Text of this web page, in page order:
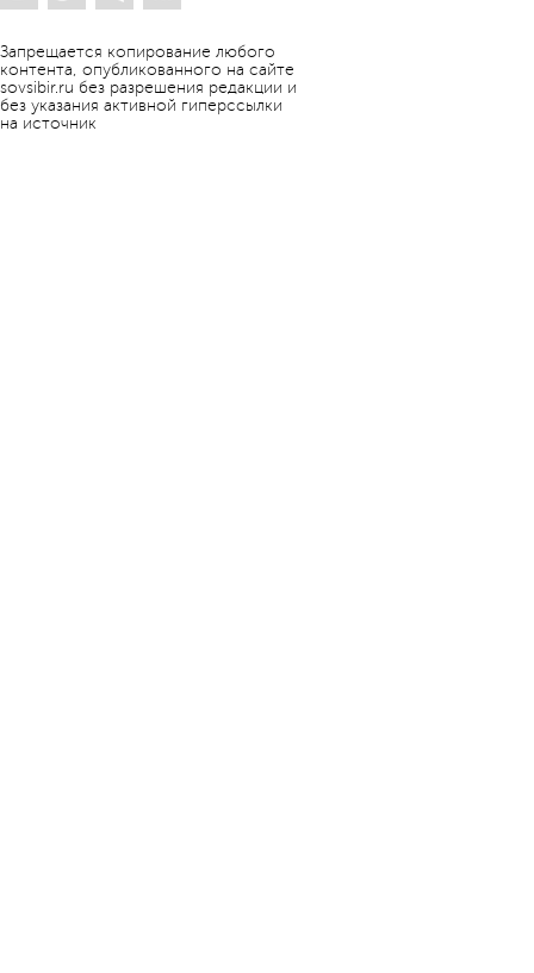
Запрещается копирование любого
контента, опубликованного на сайте
sovsibir.ru без разрешения редакции и
без указания активной гиперссылки
на источник